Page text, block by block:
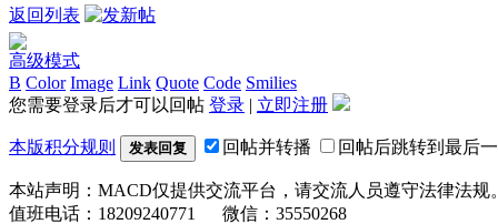
返回列表
高级模式
B Color Image Link Quote Code Smilies
您需要登录后才可以回帖 登录 | 立即注册
本版积分规则 发表回复 回帖并转播 回帖后跳转到最后
本站声明：MACD仅提供交流平台，请交流人员遵守法律法规
值班电话：18209240771 微信：35550268